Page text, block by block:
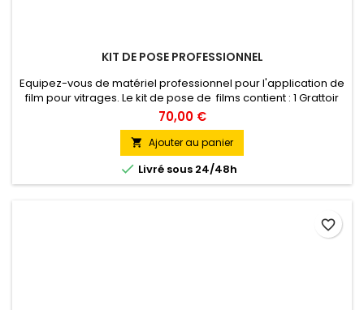
KIT DE POSE PROFESSIONNEL
Equipez-vous de matériel professionnel pour l'application de
film pour vitrages. Le kit de pose de films contient : 1 Grattoir
Triumph, pour nettoyer le vitrage 1 Maroufleur Power
squeegee, pour appliquer le film 1 spatule à Maroufler, guider
la découpe du film 1 cutter OLFA XA-1 1 pulvérisateur
70,00 €
 Ajouter au panier
 Livré sous 24/48h
favorite_border